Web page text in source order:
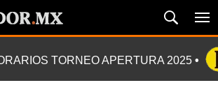
TORNEO APERTURA 2025